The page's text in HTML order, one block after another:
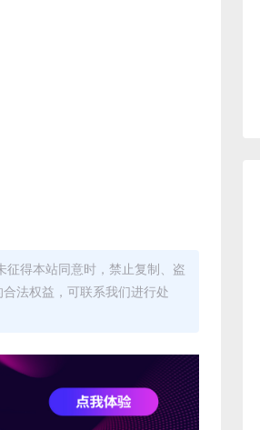
得本站同意时，禁止复制、盗
法权益，可联系我们进行处